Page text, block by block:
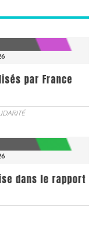
par France
dans le rapport